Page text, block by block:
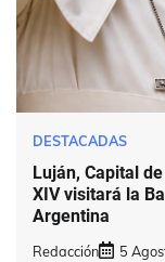
DESTACADAS
Luján, Capital
XIV visitará la
Argentina
Redacción 5